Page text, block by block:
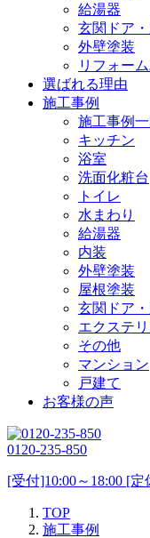
給湯器
玄関ドア
外壁塗装
リフォー
選ばれる理由
施工事例
施工事例
キッチン
浴室
洗面化粧台
トイレ
水まわり
給湯器
内装
外壁塗装
屋根塗装
玄関ドア
エクステ
その他
マンション
戸建て
お客様の声
0120-235-850
[受付]10:00～18:00 [
TOP
施工事例